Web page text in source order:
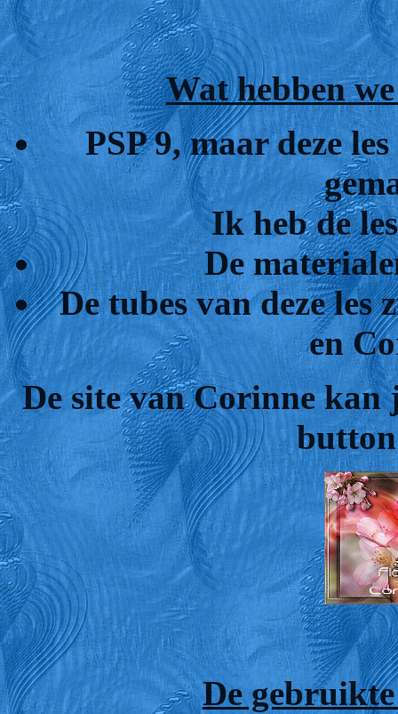
Wat hebben
PSP 9, maar deze
Ik heb de
De
De tubes van deze
en
De site van Corinne kan
De